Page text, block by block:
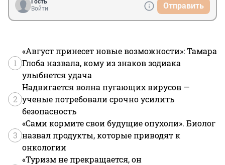
Войти
Отправить
1
«Август принесет новые возможности»: Тамара
Глоба назвала, кому из знаков зодиака
улыбнется удача
2
Надвигается волна пугающих вирусов —
ученые потребовали срочно усилить
безопасность
3
«Сами кормите свои будущие опухоли». Биолог
назвал продукты, которые приводят к
онкологии
«Туризм не прекращается, он